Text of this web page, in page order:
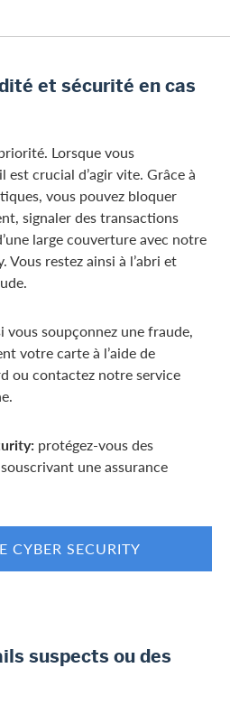
et sécurité en cas
Lorsque vous
crucial d’agir vite. Grâce à
vous pouvez bloquer
signaler des transactions
large couverture avec notre
Vous restez ainsi à l’abri et
vous soupçonnez une fraude,
votre carte à l’aide de
ou contactez notre service
protégez-vous des
une assurance
CYBER SECURITY
suspects ou des